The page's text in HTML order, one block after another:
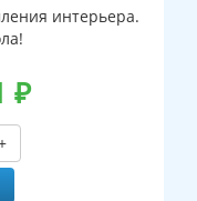
интерьера.
₽